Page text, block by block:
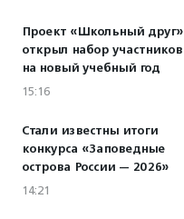
Проект «Школьный друг»
открыл набор участников
на новый учебный год
15:16
Стали известны итоги
конкурса «Заповедные
острова России — 2026»
14:21